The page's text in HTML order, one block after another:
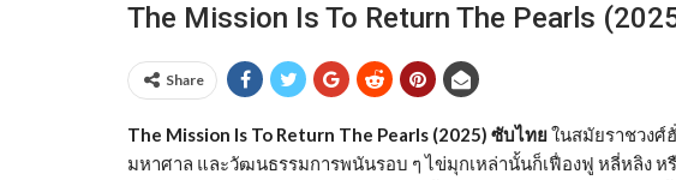
The Mission Is To Return The Pearls
Share
The Mission Is To Return The Pearls (2025) ซับไทยในสมัยราชวงศ์
มหาศาล และวัฒนธรรมการพนันรอบ ๆ ไข่มุกเหล่านั้นก็เฟื่องฟู หลี่หลิง ห